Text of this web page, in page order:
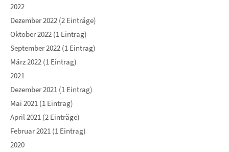
2022
Dezember 2022 (2 Einträge)
Oktober 2022 (1 Eintrag)
September 2022 (1 Eintrag)
März 2022 (1 Eintrag)
2021
Dezember 2021 (1 Eintrag)
Mai 2021 (1 Eintrag)
April 2021 (2 Einträge)
Februar 2021 (1 Eintrag)
2020